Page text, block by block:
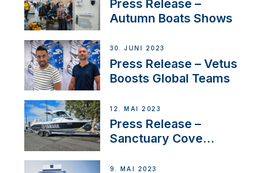
Press Release –
Autumn Boats Shows
30. JUNI 2023
Press Release – Vetus
Boosts Global Teams
12. MAI 2023
Press Release –
Sanctuary Cove
9. MAI 2023